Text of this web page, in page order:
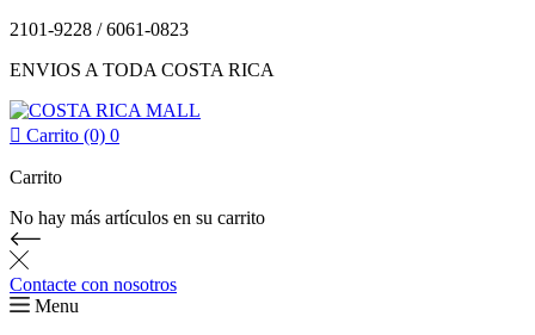
2101-9228 / 6061-0823
ENVIOS A TODA COSTA RICA
 Carrito (0) 0
Carrito
No hay más artículos en su carrito
Contacte con nosotros
Menu